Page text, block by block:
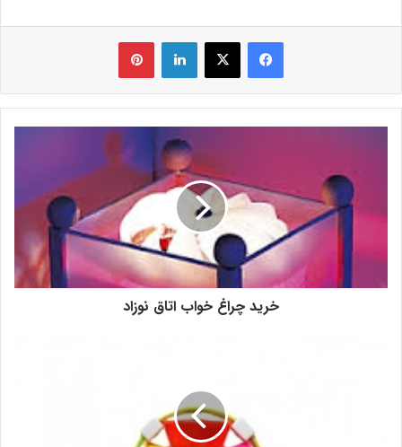
فیس بوک X لینکدین ‫پین‌ترست
خرید چراغ خواب اتاق نوزاد